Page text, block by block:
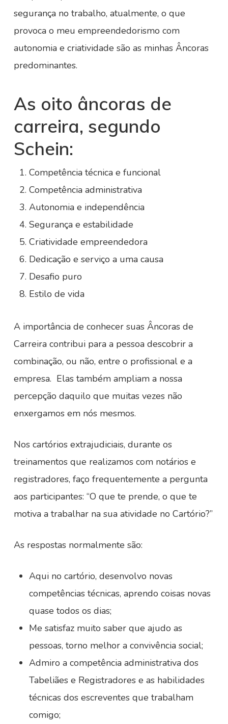
segurança no trabalho, atualmente, o que
provoca o meu empreendedorismo com
autonomia e criatividade são as minhas Âncoras
predominantes.
As oito âncoras de
carreira, segundo
Schein:
Competência técnica e funcional
Competência administrativa
Autonomia e independência
Segurança e estabilidade
Criatividade empreendedora
Dedicação e serviço a uma causa
Desafio puro
Estilo de vida
A importância de conhecer suas Âncoras de
Carreira contribui para a pessoa descobrir a
combinação, ou não, entre o profissional e a
empresa. Elas também ampliam a nossa
percepção daquilo que muitas vezes não
enxergamos em nós mesmos.
Nos cartórios extrajudiciais, durante os
treinamentos que realizamos com notários e
registradores, faço frequentemente a pergunta
aos participantes: “O que te prende, o que te
motiva a trabalhar na sua atividade no Cartório?”
As respostas normalmente são:
Aqui no cartório, desenvolvo novas
competências técnicas, aprendo coisas novas
quase todos os dias;
Me satisfaz muito saber que ajudo as
pessoas, torno melhor a convivência social;
Admiro a competência administrativa dos
Tabeliães e Registradores e as habilidades
técnicas dos escreventes que trabalham
comigo;